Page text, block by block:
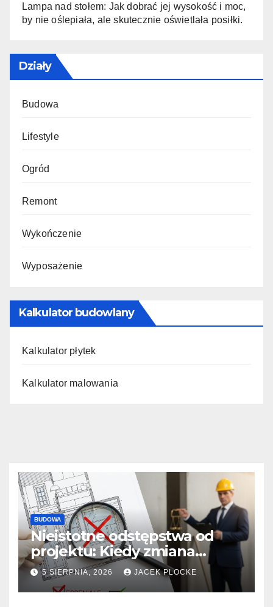
Lampa nad stołem: Jak dobrać jej wysokość i moc,
by nie oślepiała, ale skutecznie oświetlała posiłki.
Działy
Budowa
Lifestyle
Ogród
Remont
Wykończenie
Wyposażenie
Kalkulator budowlany
Kalkulator płytek
Kalkulator malowania
BUDOWA
Nieistotne odstępstwa od
projektu: Kiedy zmiana
położenia okna kończy się
wstrzymaniem budowy przez
nadzór?
5 SIERPNIA, 2026 JACEK PLOCKE